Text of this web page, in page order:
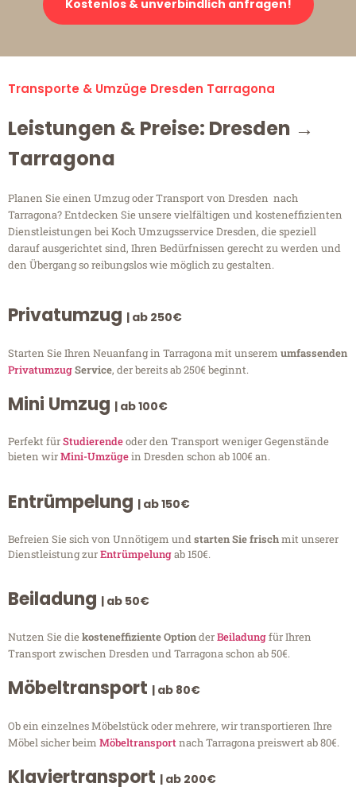
Kostenlos & unverbindlich anfragen!
Transporte & Umzüge Dresden Tarragona
Leistungen & Preise: Dresden →
Tarragona
Planen Sie einen Umzug oder Transport von Dresden nach
Tarragona? Entdecken Sie unsere vielfältigen und kosteneffizienten
Dienstleistungen bei Koch Umzugsservice Dresden, die speziell
darauf ausgerichtet sind, Ihren Bedürfnissen gerecht zu werden und
den Übergang so reibungslos wie möglich zu gestalten.
Privatumzug | ab 250€
Starten Sie Ihren Neuanfang in Tarragona mit unserem umfassenden
PrivatumzugService, der bereits ab 250€ beginnt.
Mini Umzug | ab 100€
Perfekt fürStudierendeoder den Transport weniger Gegenstände
bieten wirMini-Umzügein Dresden schon ab 100€ an.
Entrümpelung | ab 150€
Befreien Sie sich von Unnötigem undstarten Sie frischmit unserer
Dienstleistung zurEntrümpelungab 150€.
Beiladung | ab 50€
Nutzen Sie diekosteneffiziente OptionderBeiladungfür Ihren
Transport zwischen Dresden und Tarragona schon ab 50€.
Möbeltransport | ab 80€
Ob ein einzelnes Möbelstück oder mehrere, wir transportieren Ihre
Möbel sicher beim Möbeltransportnach Tarragona preiswert ab 80€.
Klaviertransport | ab 200€